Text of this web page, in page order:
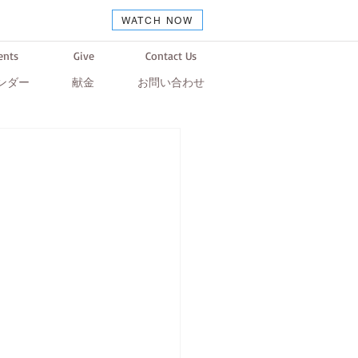
WATCH NOW
ダー
Give
献金
Contact Us
お問い合わせ